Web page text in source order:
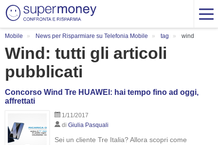
Mobile News per Risparmiare su Telefonia Mobile tag wind
Wind: tutti gli articoli
pubblicati
Concorso Wind Tre HUAWEI: hai tempo fino ad oggi,
affrettati
1/11/2017
di Giulia Pasquali
Sei un cliente Tre Italia? Allora scopri come